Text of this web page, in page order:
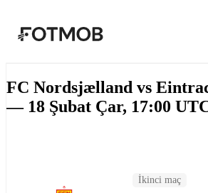
FC Nordsjælland vs
— 18 Şubat Çar, 17:00
İkinci maç